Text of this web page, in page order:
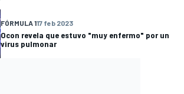
FÓRMULA 117 feb 2023
Ocon revela que estuvo "muy enfermo" por un
virus pulmonar